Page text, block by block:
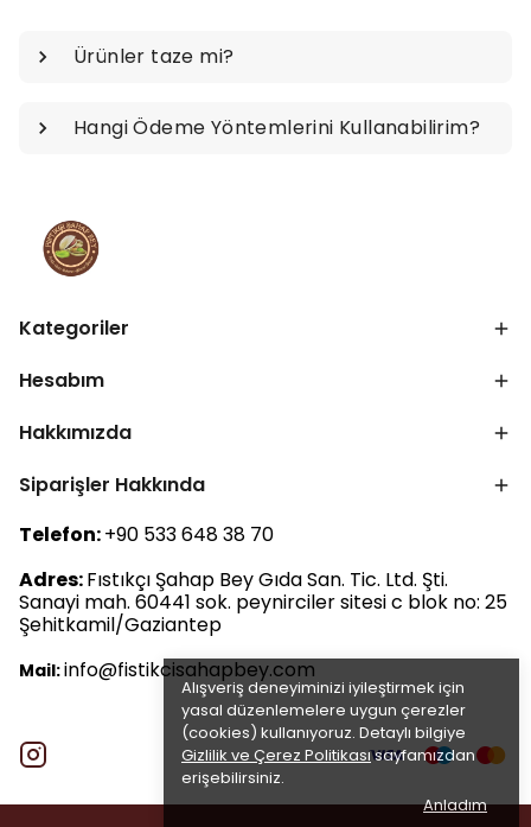
Alışveriş deneyiminizi iyileştirmek için
yasal düzenlemelere uygun çerezler
(cookies) kullanıyoruz. Detaylı bilgiye
Gizlilik ve Çerez Politikasısayfamızdan
erişebilirsiniz.
Anladım
Ürünler taze mi?
Hangi Ödeme Yöntemlerini Kullanabilirim?
Kategoriler
Hesabım
Hakkımızda
Siparişler Hakkında
Telefon:+90 533 648 38 70
Adres:Fıstıkçı Şahap Bey Gıda San. Tic. Ltd. Şti.
Sanayi mah. 60441 sok. peynirciler sitesi c blok no: 25
Şehitkamil/Gaziantep
Mail:info@fistikcisahapbey.com